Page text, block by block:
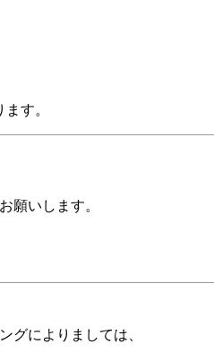
す。
願いします。
グによりましては、